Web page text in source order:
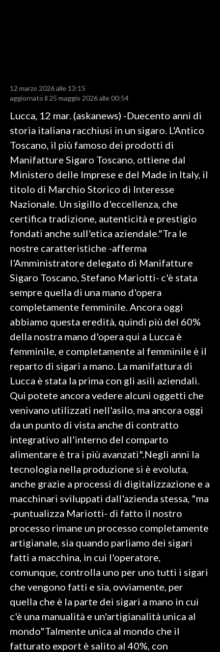
RISULTATI E CLASSIFICHE
CALCIO REGIONALE
BASKET
VOLLEY
MOTORI
TENNIS
ALTRI SPORT
CULTURA
GOSSIP
SARDEGNA TURISMO
SARDI NEL MONDO
NOTIZIE
EVENTI
3 MINUTI CON
INSULARITÀ
INFO AZIENDE
PUBBLICITÀ
SPIAGGE
STORE
12 marzo 2026 alle 13:15
aggiornato il 25 maggio 2026 alle 00:54
Lucca, 12 mar. (askanews) -Duecento anni di
storia italiana racchiusi in un sigaro. L'Antico
Toscano, il più famoso dei prodotti di
Manifatture Sigaro Toscano, ottiene dal
Ministero delle Imprese e del Made in Italy, il
titolo di Marchio Storico di Interesse
Nazionale. Un sigillo d'eccellenza, che
certifica tradizione, autenticità e prestigio
fondati anche sull'etica aziendale."Tra le
nostre caratteristiche -afferma
l'Amministratore delegato di Manifatture
Sigaro Toscano, Stefano Mariotti- c'è stata
sempre quella di una mano d'opera
completamente femminile. Ancora oggi
abbiamo questa eredità, quindi più del 60%
della nostra mano d'opera qui a Lucca è
femminile, e completamente al femminile è il
reparto di sigari a mano. La manifattura di
Lucca è stata la prima con gli asili aziendali.
Qui potete ancora vedere alcuni oggetti che
venivano utilizzati nell'asilo, ma ancora oggi
da un punto di vista anche di contratto
integrativo all'interno del comparto
alimentare è tra i più avanzati".Negli anni la
tecnologia nella produzione si è evoluta,
anche grazie a processi di digitalizzazione e a
macchinari sviluppati dall'azienda stessa, "ma
-puntualizza Mariotti- di fatto il nostro
processo rimane un processo completamente
artigianale, sia quando parliamo dei sigari
fatti a macchina, in cui l'operatore,
comunque, controlla uno per uno tutti i sigari
che vengono fatti e sia, ovviamente, per
quella che è la parte dei sigari a mano in cui
c'è una manualità e un'artigianalità unica al
mondo"Talmente unica al mondo che il
fatturato export è salito al 40%, con